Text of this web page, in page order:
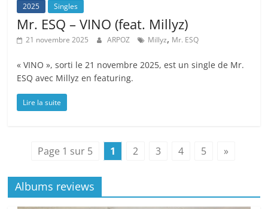
2025 Singles
Mr. ESQ – VINO (feat. Millyz)
21 novembre 2025 ARPOZ Millyz, Mr. ESQ
« VINO », sorti le 21 novembre 2025, est un single de Mr.
ESQ avec Millyz en featuring.
Lire la suite
Page 1 sur 5 1 2 3 4 5 »
Albums reviews